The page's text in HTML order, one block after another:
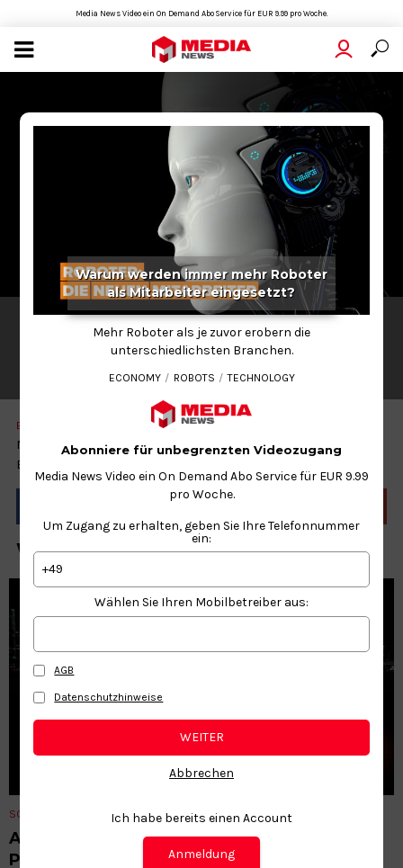
Media News Video ein On Demand Abo Service für EUR 9.99 pro Woche.
Warum werden immer mehr Roboter
als Mitarbeiter eingesetzt?
Mehr Roboter als je zuvor erobern die
unterschiedlichsten Branchen.
ECONOMY ROBOTS TECHNOLOGY
Abonniere für unbegrenzten Videozugang
Media News Video ein On Demand Abo Service für EUR 9.99
pro Woche.
Um Zugang zu erhalten, geben Sie Ihre Telefonnummer
ein:
+49
Wählen Sie Ihren Mobilbetreiber aus:
AGB
Datenschutzhinweise
WEITER
Abbrechen
Ich habe bereits einen Account
Anmeldung
SCIENCE
Warum werden immer mehr Roboter als
Mitarbeiter eingesetzt?
2022-07-20 01:30
ECONOMY TECHNOLOGY
Mehr Roboter als je zuvor erobern die unterschiedlichsten
Branchen.
WEITERE NEWS ZUM THEMA
SCIENCE
Around the world: Urbanes Sonnenlicht
Projekt